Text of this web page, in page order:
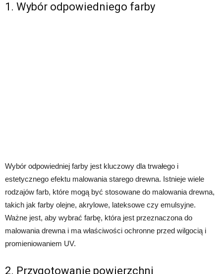
1. Wybór odpowiedniego farby
Wybór odpowiedniej farby jest kluczowy dla trwałego i
estetycznego efektu malowania starego drewna. Istnieje wiele
rodzajów farb, które mogą być stosowane do malowania drewna,
takich jak farby olejne, akrylowe, lateksowe czy emulsyjne.
Ważne jest, aby wybrać farbę, która jest przeznaczona do
malowania drewna i ma właściwości ochronne przed wilgocią i
promieniowaniem UV.
2. Przygotowanie powierzchni